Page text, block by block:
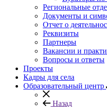
Региональные
Документы и
Отчет о
Реквизиты
Партнеры
Вакансии и
Вопросы и ответы
Проекты
Кадры для села
Образовательный центр
Назад